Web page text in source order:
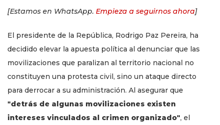
[Estamos en WhatsApp. Empieza a seguirnos ahora]
El presidente de la República, Rodrigo Paz Pereira, ha
decidido elevar la apuesta política al denunciar que las
movilizaciones que paralizan al territorio nacional no
constituyen una protesta civil, sino un ataque directo
para derrocar a su administración. Al asegurar que
"detrás de algunas movilizaciones existen
intereses vinculados al crimen organizado", el